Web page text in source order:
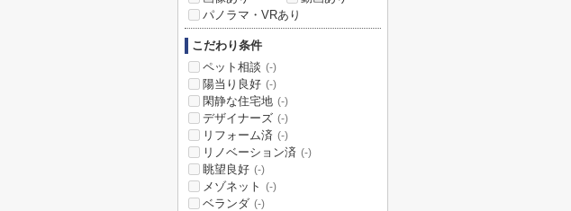
パノラマ・VRあり
こだわり条件
ペット相談 (-)
陽当り良好 (-)
閑静な住宅地 (-)
デザイナーズ (-)
リフォーム済 (-)
リノベーション済 (-)
眺望良好 (-)
メゾネット (-)
ベランダ (-)